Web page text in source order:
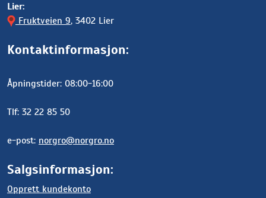
Lier:
Fruktveien 9, 3402 Lier
Kontaktinformasjon:
Åpningstider: 08:00-16:00
Tlf: 32 22 85 50
e-post: norgro@norgro.no
Salgsinformasjon:
Opprett kundekonto